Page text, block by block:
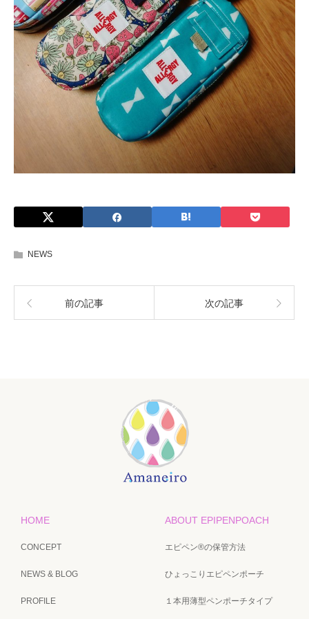
NEWS
前の記事 次の記事
HOME
CONCEPT
NEWS & BLOG
PROFILE
ABOUT EPIPENPOACH
エピペン®の保管方法
ひょっこりエピペンポーチ
１本用薄型ペンポーチタイプ